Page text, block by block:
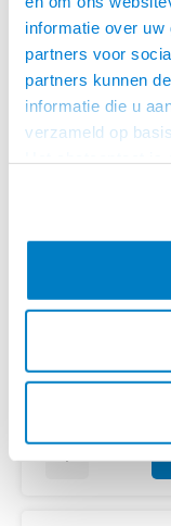
informatie over
partners voor
partners kunnen
informatie die u
verzameld op
IVORY 1.00M
€5,95